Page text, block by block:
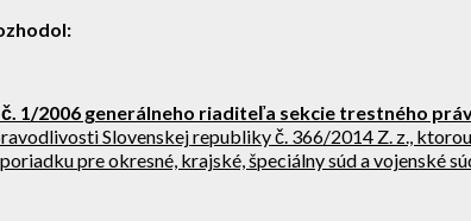
:
1/2006 generálneho riaditeľa sekcie trestného
Slovenskej republiky č. 366/2014 Z. z.,
pre okresné, krajské, špeciálny súd a vojenské